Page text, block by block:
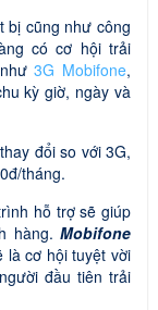
bị cũng như công
có cơ hội trải
như3G Mobifone,
kỳ giờ, ngày và
đổi so với 3G,
tháng.
hỗ trợ sẽ giúp
hàng. Mobifone
là cơ hội tuyệt vời
đầu tiên trải